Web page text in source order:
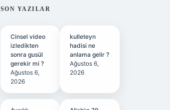
SIDEBAR
SON YAZILAR
Cinsel video
izledikten
sonra gusül
gerekir mi ?
Ağustos 6,
2026
kulleteyn
hadisi ne
anlama gelir ?
Ağustos 6,
2026